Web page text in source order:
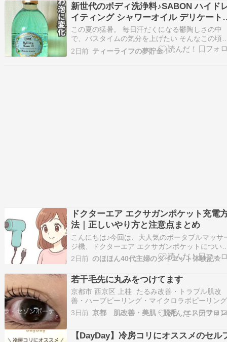
からお休みの方いらっしゃるみた…
新世代のボディ洗浄料♪SABON ハイド
イティング シャワーオイル デリケート
ジャスミン
この夏の猛暑。 毎日汗だくになる鬱陶しさの中
で、バスタイムの気分を上げたい そんなこの頃
バスタイムにいつものボディケアとは少し違っ
地よさを楽しみたくて使ってみたのが、ナチュ
2日前 ティーライフの夢貯金！
ドクターエア エクサガンポケット充電
法｜正しいやり方と注意点まとめ
こんにちは♪今回は、大人気のポータブルマッサ
ジ機、ドクターエア エクサガンポケットについ
ご紹介します。 特に「正しい充電方法」と「安
に使うためのポイント」を中心に、楽天市場で
されている最新モデルの情報をもとに詳しくま
ました ＼肩こり・むくみを即リリース！売切注
の…
2日前 のほほん40代主婦のダイエット体験記☆
若干毛先に丸みをつけてます
京都市 西京区 上桂 たるみ改善・トラブル肌改
善・ハーブピーリング・マイクロラボピーリン
ラミネーションピール・まつげパーマ・エステ
ン La saison beaute（ラ・セゾンボーテ）です
いです(-_-;) まつげのお…
3日前
【DayDay】冷房コリにオススメのセル